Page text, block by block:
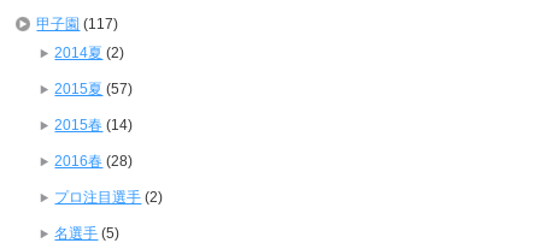
甲子園 (117)
2014夏 (2)
2015夏 (57)
2015春 (14)
2016春 (28)
プロ注目選手 (2)
名選手 (5)